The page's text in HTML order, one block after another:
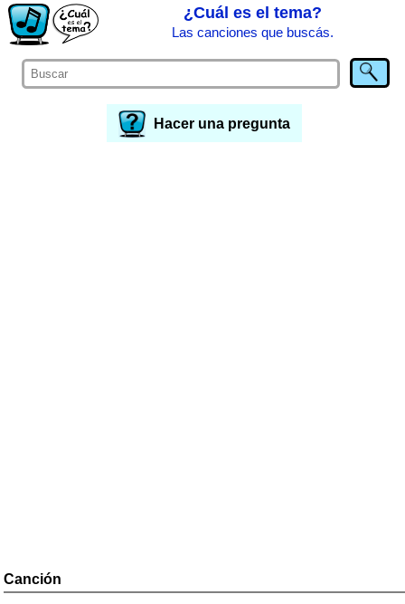
¿Cuál es el tema?
Las canciones que buscás.
Hacer una pregunta
Canción